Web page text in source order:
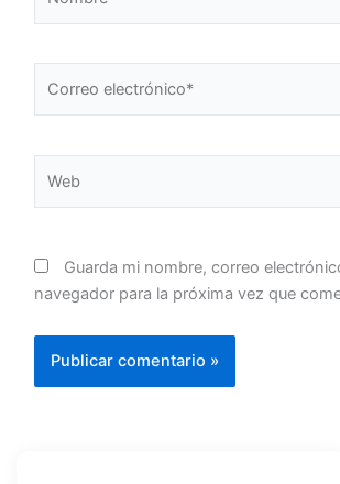
Guarda mi nombre, correo
navegador para la próxima vez que